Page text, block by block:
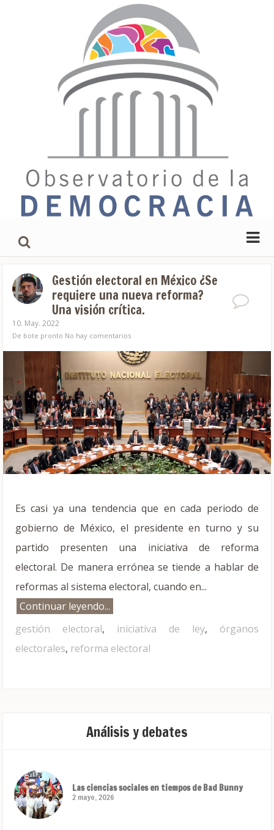
Gestión electoral en México ¿Se
requiere una nueva reforma?
Una visión crítica.
10. May. 2022
De bote pronto No hay comentarios
Es casi ya una tendencia que en cada periodo de
gobierno de México, el presidente en turno y su
partido presenten una iniciativa de reforma
electoral. De manera errónea se tiende a hablar de
reformas al sistema electoral, cuando en...
Continuar leyendo...
gestión electoral, iniciativa de ley, órganos
electorales, reforma electoral
Análisis y debates
Las ciencias sociales en tiempos de Bad Bunny
2 mayo, 2026